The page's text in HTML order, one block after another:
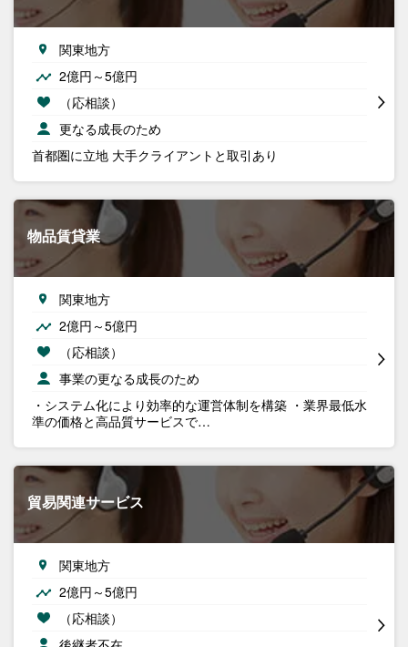
関東地方
2億円～5億円
（応相談）
更なる成長のため
首都圏に立地 大手クライアントと取引あり
物品賃貸業
関東地方
2億円～5億円
（応相談）
事業の更なる成長のため
・システム化により効率的な運営体制を構築 ・業界最低水
準の価格と高品質サービスで…
貿易関連サービス
関東地方
2億円～5億円
（応相談）